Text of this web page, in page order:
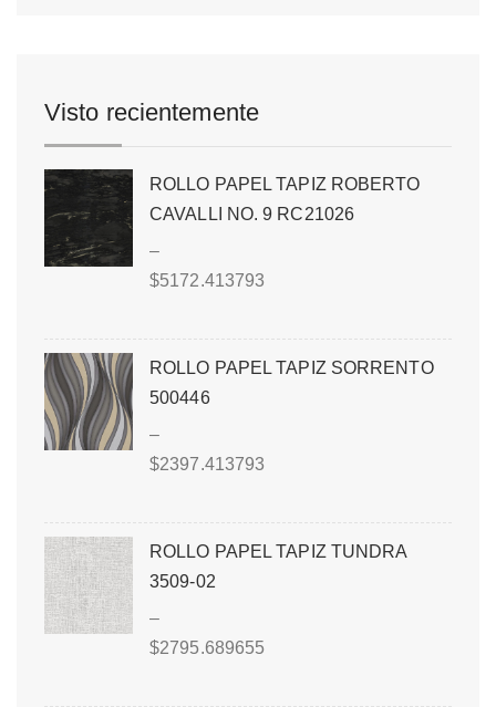
Visto recientemente
ROLLO PAPEL TAPIZ ROBERTO
CAVALLI NO. 9 RC21026
–
$5172.413793
ROLLO PAPEL TAPIZ SORRENTO
500446
–
$2397.413793
ROLLO PAPEL TAPIZ TUNDRA
3509-02
–
$2795.689655